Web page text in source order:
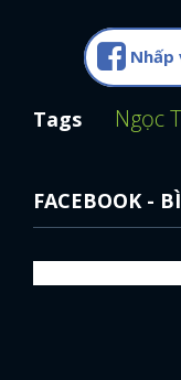
Nhấp
Tags Ngọc
FACEBOOK -